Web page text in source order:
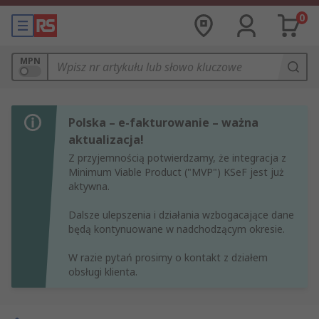
0
MPN
Polska – e-fakturowanie – ważna
aktualizacja!
Z przyjemnością potwierdzamy, że integracja z
Minimum Viable Product ("MVP") KSeF jest już
aktywna.
Dalsze ulepszenia i działania wzbogacające dane
będą kontynuowane w nadchodzącym okresie.
W razie pytań prosimy o kontakt z działem
obsługi klienta.